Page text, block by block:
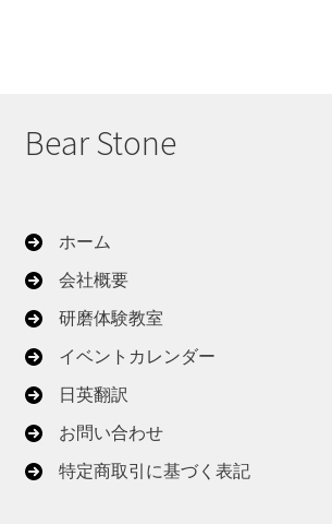
Bear Stone
ホーム
会社概要
研磨体験教室
イベントカレンダー
日英翻訳
お問い合わせ
特定商取引に基づく表記